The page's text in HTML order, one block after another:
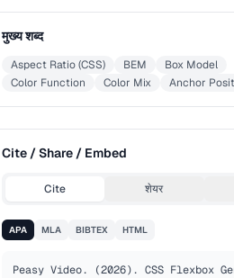
मुख्य शब्द
Aspect Ratio (CSS) BEM
Box Model
Color Function
Color Mix Anchor
Cite / Share / Embed
Cite शेयर
APA MLA BIBTEX HTML
Peasy Video. (2026). CSS Flexbox